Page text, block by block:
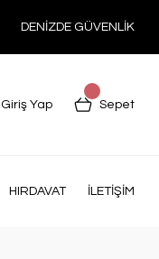
DENİZDE GÜVENLİK
Giriş Yap Sepet
HIRDAVAT İLETİŞİM